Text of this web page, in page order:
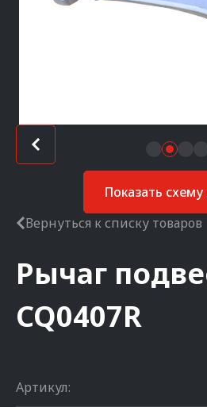
Показать
Вернуться к списку товаров
Рычаг
CQ0407R
Артикул: